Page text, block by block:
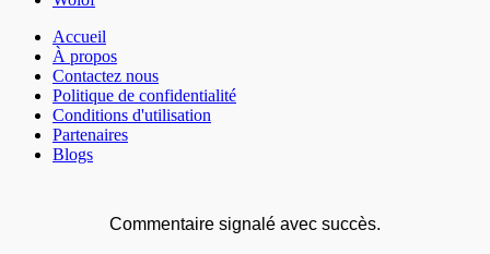
Accueil
À propos
Contactez nous
Politique de confidentialité
Conditions d'utilisation
Partenaires
Blogs
Commentaire signalé avec succès.